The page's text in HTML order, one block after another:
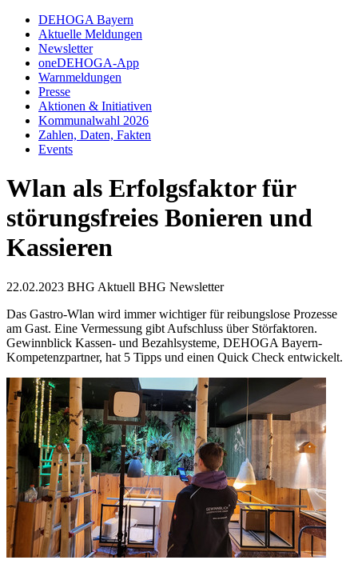
DEHOGA Bayern
Aktuelle Meldungen
Newsletter
oneDEHOGA-App
Warnmeldungen
Presse
Aktionen & Initiativen
Kommunalwahl 2026
Zahlen, Daten, Fakten
Events
Wlan als Erfolgsfaktor für
störungsfreies Bonieren und
Kassieren
22.02.2023 BHG Aktuell BHG Newsletter
Das Gastro-Wlan wird immer wichtiger für reibungslose Prozesse
am Gast. Eine Vermessung gibt Aufschluss über Störfaktoren.
Gewinnblick Kassen- und Bezahlsysteme, DEHOGA Bayern-
Kompetenzpartner, hat 5 Tipps und einen Quick Check entwickelt.